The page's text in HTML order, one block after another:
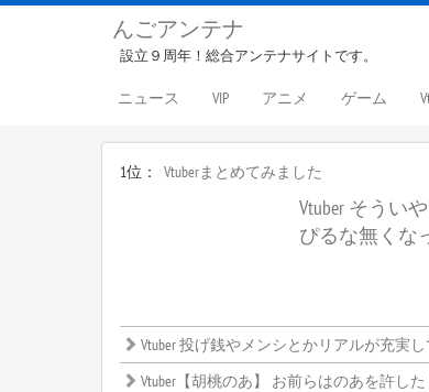
んごアンテナ
設立９周年！総合アンテナサイトです。
ニュース VIP アニメ ゲーム
1位： Vtuberまとめてみました
Vtuber そうい
ぴるな無くな
Vtuber 投げ銭やメンシとかリアルが充実してたら普通
Vtuber【胡桃のあ】 お前らはのあを許した？許してない？←みん